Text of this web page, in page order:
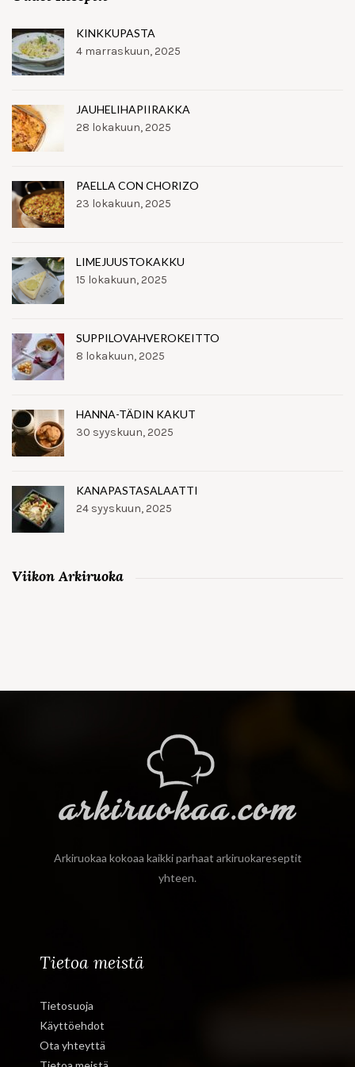
KINKKUPASTA
4 marraskuun, 2025
JAUHELIHAPIIRAKKA
28 lokakuun, 2025
PAELLA CON CHORIZO
23 lokakuun, 2025
LIMEJUUSTOKAKKU
15 lokakuun, 2025
SUPPILOVAHVEROKEITTO
8 lokakuun, 2025
HANNA-TÄDIN KAKUT
30 syyskuun, 2025
KANAPASTASALAATTI
24 syyskuun, 2025
Viikon Arkiruoka
Arkiruokaa kokoaa kaikki parhaat arkiruokareseptit
yhteen.
Tietoa meistä
Tietosuoja
Käyttöehdot
Ota yhteyttä